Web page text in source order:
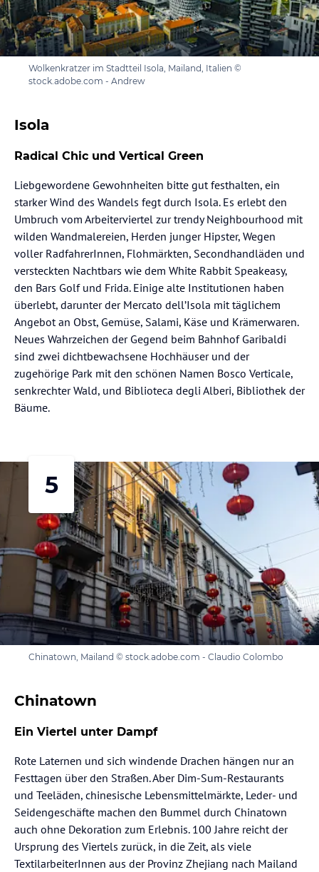
Wolkenkratzer im Stadtteil Isola, Mailand, Italien ©
stock.adobe.com - Andrew
Isola
Radical Chic und Vertical Green
Liebgewordene Gewohnheiten bitte gut festhalten, ein
starker Wind des Wandels fegt durch Isola. Es erlebt den
Umbruch vom Arbeiterviertel zur trendy Neighbourhood mit
wilden Wandmalereien, Herden junger Hipster, Wegen
voller RadfahrerInnen, Flohmärkten, Secondhandläden und
versteckten Nachtbars wie dem White Rabbit Speakeasy,
den Bars Golf und Frida. Einige alte Institutionen haben
überlebt, darunter der Mercato dell’Isola mit täglichem
Angebot an Obst, Gemüse, Salami, Käse und Krämerwaren.
Neues Wahrzeichen der Gegend beim Bahnhof Garibaldi
sind zwei dichtbewachsene Hochhäuser und der
zugehörige Park mit den schönen Namen Bosco Verticale,
senkrechter Wald, und Biblioteca degli Alberi, Bibliothek der
Bäume.
5
Chinatown, Mailand © stock.adobe.com - Claudio Colombo
Chinatown
Ein Viertel unter Dampf
Rote Laternen und sich windende Drachen hängen nur an
Festtagen über den Straßen. Aber Dim-Sum-Restaurants
und Teeläden, chinesische Lebensmittelmärkte, Leder- und
Seidengeschäfte machen den Bummel durch Chinatown
auch ohne Dekoration zum Erlebnis. 100 Jahre reicht der
Ursprung des Viertels zurück, in die Zeit, als viele
TextilarbeiterInnen aus der Provinz Zhejiang nach Mailand